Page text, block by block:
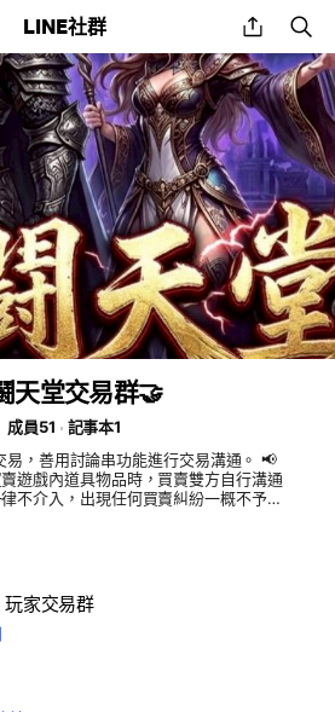
LINE社群 share
天堂交易群🤝
成員51
記事本1
易，善用討論串功能進行交易溝通。 📢
遊戲內道具物品時，買賣雙方自行溝通
不介入，出現任何買賣糾紛一概不予處
！！ ⚠️謾罵吵架/無謂的言語/帶風向抹
#舞鬪交易群 #舞鬪天堂 #即刻下載
家交易群